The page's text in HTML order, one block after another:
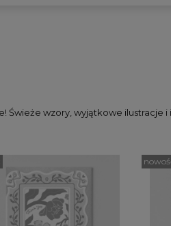
wzory, wyjątkowe ilustracje